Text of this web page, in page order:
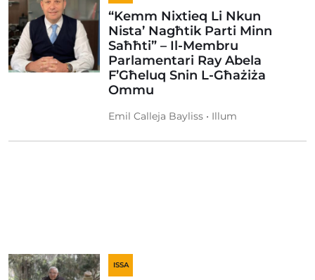
“Kemm Nixtieq Li Nkun
Nista’ Nagħtik Parti Minn
Saħħti” – Il-Membru
Parlamentari Ray Abela
F’Għeluq Snin L-Għażiża
Ommu
Emil Calleja Bayliss • Illum
ISSA